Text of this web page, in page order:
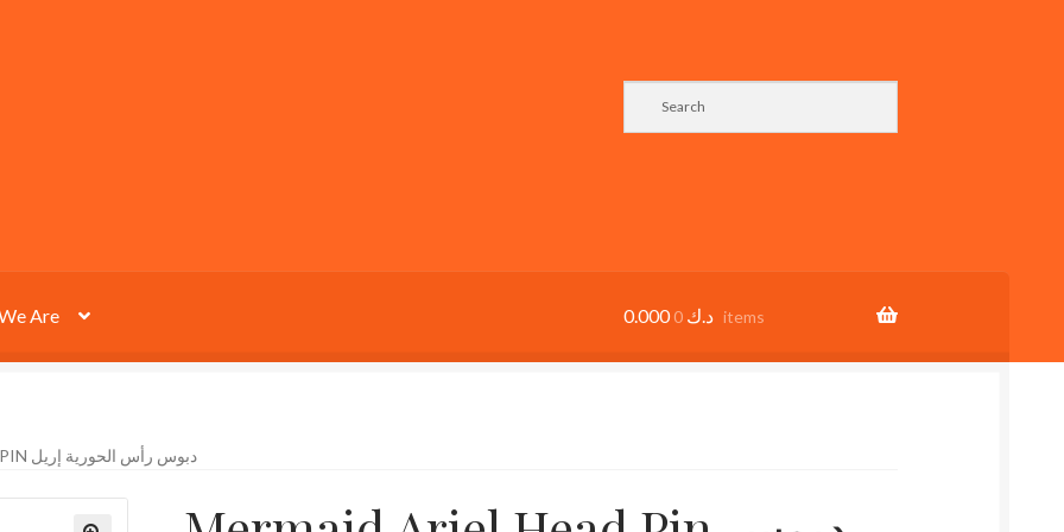
Are 0.000 د.ك 0 items
MERMAID ARIEL HEAD PIN دبوس رأس الحورية إريل